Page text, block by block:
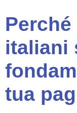
italiani
tua